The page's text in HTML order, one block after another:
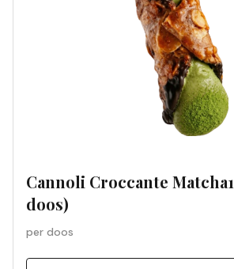
Cannoli Croccante
doos)
per doos